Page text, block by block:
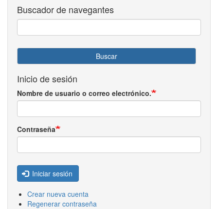
Buscador de navegantes
Buscar
Inicio de sesión
Nombre de usuario o correo electrónico.
Contraseña
Iniciar sesión
Crear nueva cuenta
Regenerar contraseña